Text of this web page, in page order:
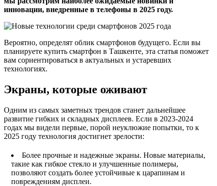
инновации, внедренные в телефоны в 2025 году.
Вероятно, определят облик смартфонов будущего. Если вы
планируете купить смартфон в Ташкенте, эта статья поможет
вам сориентироваться в актуальных и устаревших
технологиях.
Экраны, которые оживают
Одним из самых заметных трендов станет дальнейшее
развитие гибких и складных дисплеев. Если в 2023-2024
годах мы видели первые, порой неуклюжие попытки, то к
2025 году технология достигнет зрелости:
Более прочные и надежные экраны. Новые материалы,
такие как гибкое стекло и улучшенные полимеры,
позволяют создать более устойчивые к царапинам и
повреждениям дисплеи.